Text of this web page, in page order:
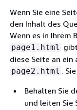
Wenn Sie eine
den Inhalt des
Wenn es in Ihrem
page1.html
diese Seite an
page2.html .
Behalten Sie
und leiten Sie